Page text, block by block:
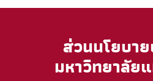
ส่วนนโยบา
มหาวิทยาลัย